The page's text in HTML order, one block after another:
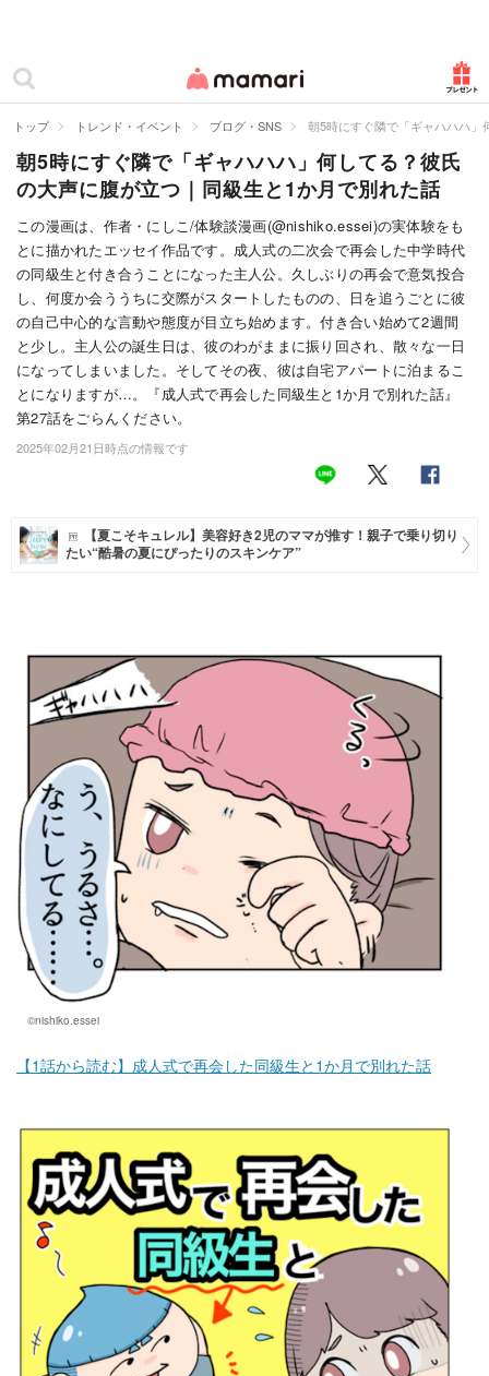
ママリ
カテゴリー一覧
妊娠
出産
赤ちゃん・育児
子育て・家族
病院
美容・ファッション
マネー
トレンド・イベント
トップ トレンド・イベント ブログ・SNS 朝5時にすぐ隣で「ギャハハハ
朝5時にすぐ隣で「ギャハハハ」何してる？彼氏
の大声に腹が立つ｜同級生と1か月で別れた話
この漫画は、作者・にしこ/体験談漫画(@nishiko.essei)の実体験をも
とに描かれたエッセイ作品です。成人式の二次会で再会した中学時代
の同級生と付き合うことになった主人公。久しぶりの再会で意気投合
し、何度か会ううちに交際がスタートしたものの、日を追うごとに彼
の自己中心的な言動や態度が目立ち始めます。付き合い始めて2週間
と少し。主人公の誕生日は、彼のわがままに振り回され、散々な一日
になってしまいました。そしてその夜、彼は自宅アパートに泊まるこ
とになりますが…。『成人式で再会した同級生と1か月で別れた話』
第27話をごらんください。
2025年02月21日時点の情報です
【夏こそキュレル】美容好き2児のママが推す！親子で乗り切り
たい“酷暑の夏にぴったりのスキンケア”
©nishiko.essei
【1話から読む】成人式で再会した同級生と1か月で別れた話